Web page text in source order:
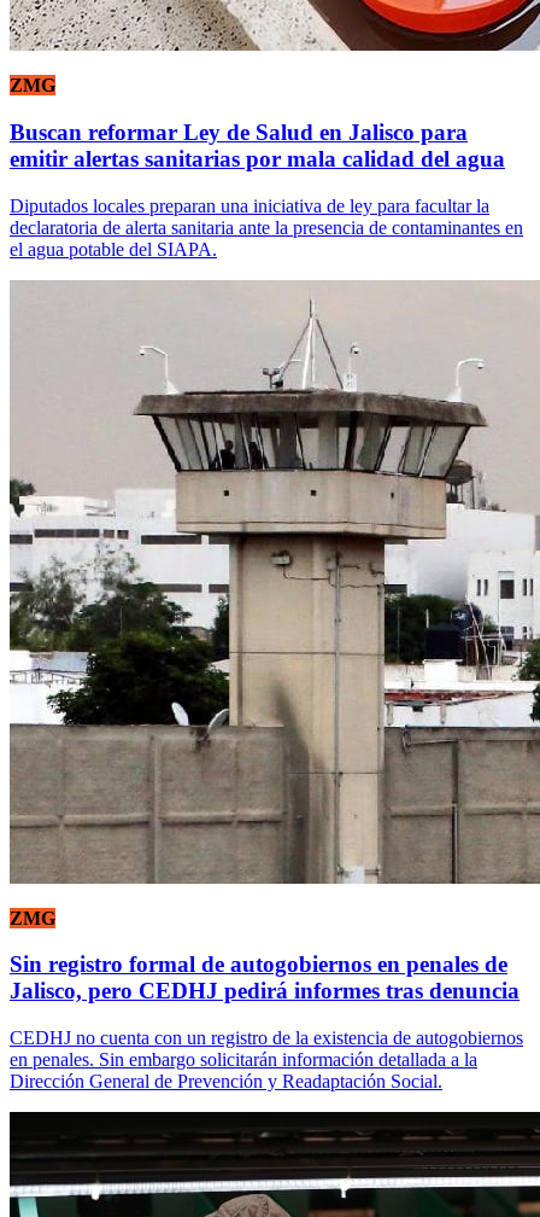
ZMG
Buscan reformar Ley de Salud en Jalisco para
emitir alertas sanitarias por mala calidad del agua
Diputados locales preparan una iniciativa de ley para facultar la
declaratoria de alerta sanitaria ante la presencia de contaminantes en
el agua potable del SIAPA.
ZMG
Sin registro formal de autogobiernos en penales de
Jalisco, pero CEDHJ pedirá informes tras denuncia
CEDHJ no cuenta con un registro de la existencia de autogobiernos
en penales. Sin embargo solicitarán información detallada a la
Dirección General de Prevención y Readaptación Social.